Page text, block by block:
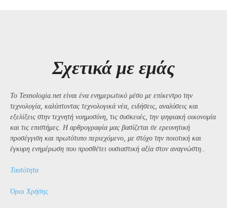
Σχετικά με εμάς
Το Texnologia.net είναι ένα ενημερωτικό μέσο με επίκεντρο την
τεχνολογία, καλύπτοντας τεχνολογικά νέα, ειδήσεις, αναλύσεις και
εξελίξεις στην τεχνητή νοημοσύνη, τις συσκευές, την ψηφιακή οικονομία
και τις επιστήμες. Η αρθρογραφία μας βασίζεται σε ερευνητική
προσέγγιση και πρωτότυπο περιεχόμενο, με στόχο την ποιοτική και
έγκυρη ενημέρωση που προσθέτει ουσιαστική αξία στον αναγνώστη..
Ταυτότητα
Όροι Χρήσης